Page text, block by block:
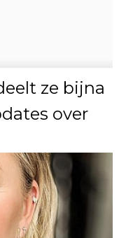
ze bijna
over